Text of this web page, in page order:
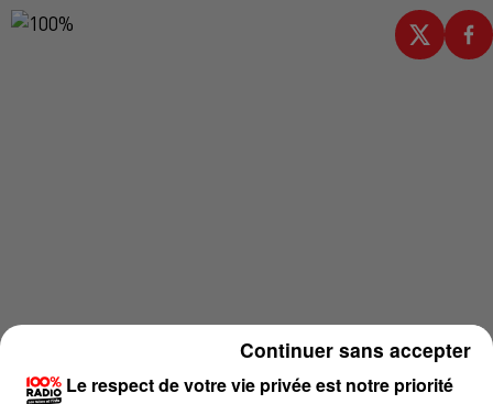
Le respect de votre vie privée est notre priorité
Continuer sans accepter